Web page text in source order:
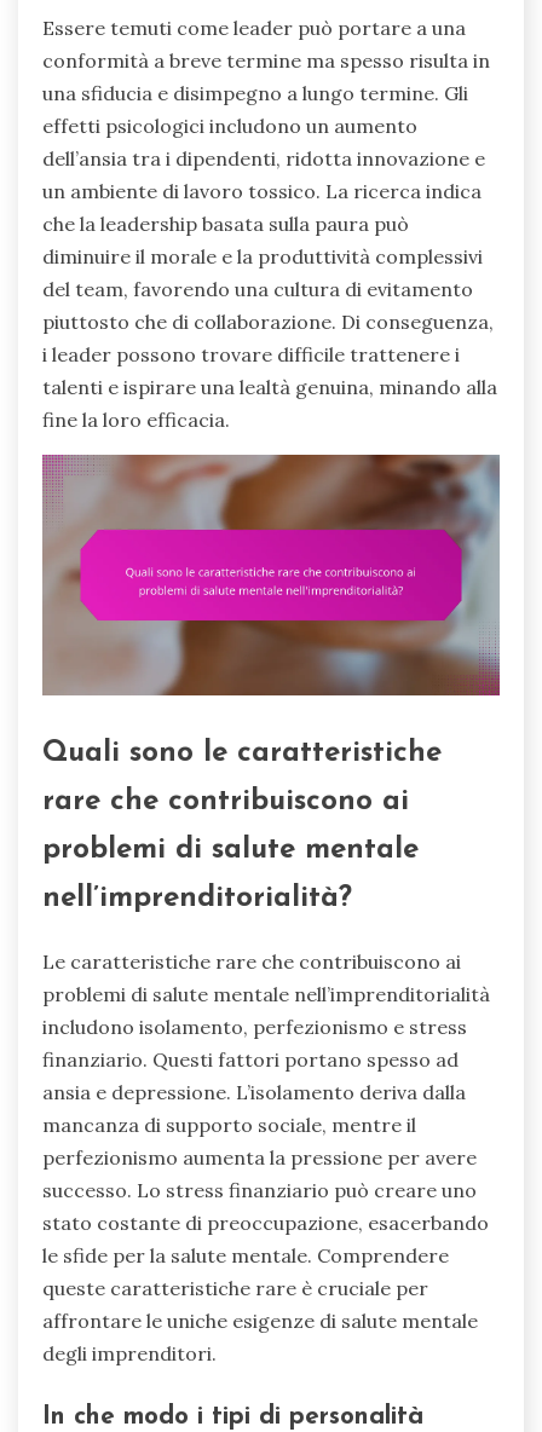
Essere temuti come leader può portare a una
conformità a breve termine ma spesso risulta in
una sfiducia e disimpegno a lungo termine. Gli
effetti psicologici includono un aumento
dell’ansia tra i dipendenti, ridotta innovazione e
un ambiente di lavoro tossico. La ricerca indica
che la leadership basata sulla paura può
diminuire il morale e la produttività complessivi
del team, favorendo una cultura di evitamento
piuttosto che di collaborazione. Di conseguenza,
i leader possono trovare difficile trattenere i
talenti e ispirare una lealtà genuina, minando alla
fine la loro efficacia.
Quali sono le caratteristiche
rare che contribuiscono ai
problemi di salute mentale
nell’imprenditorialità?
Le caratteristiche rare che contribuiscono ai
problemi di salute mentale nell’imprenditorialità
includono isolamento, perfezionismo e stress
finanziario. Questi fattori portano spesso ad
ansia e depressione. L’isolamento deriva dalla
mancanza di supporto sociale, mentre il
perfezionismo aumenta la pressione per avere
successo. Lo stress finanziario può creare uno
stato costante di preoccupazione, esacerbando
le sfide per la salute mentale. Comprendere
queste caratteristiche rare è cruciale per
affrontare le uniche esigenze di salute mentale
degli imprenditori.
In che modo i tipi di personalità